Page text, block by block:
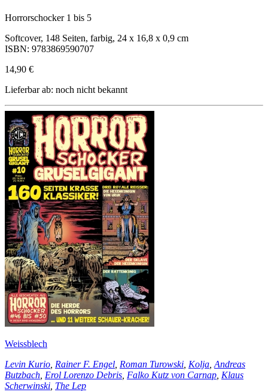
Horrorschocker 1 bis 5
Softcover, 148 Seiten, farbig, 24 x 16,8 x 0,9 cm
ISBN: 9783869590707
14,90 €
Lieferbar ab: noch nicht bekannt
Weissblech
Levin Kurio Rainer F. Engel Roman Turowski Kolja Andreas
Butzbach Erol Lorenzo Debris Falko Kutz von Carnap Klaus
Scherwinski The Lep